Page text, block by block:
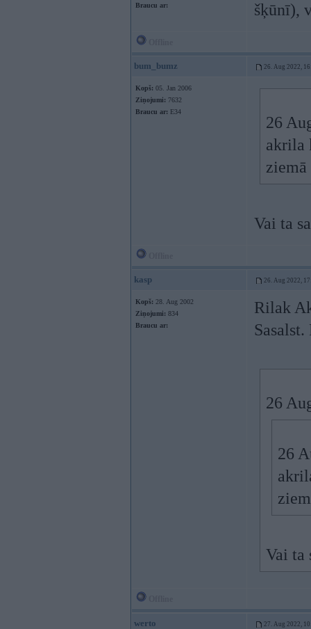
Braucu ar:
šķūnī),
bum_bumz 26. Aug 2022,
Kopš: 05. Jan 2006
Ziņojumi: 7632
Braucu ar: E34
26
akrila
Vai ta
kasp 26. Aug 2022,
Kopš: 28. Aug 2002
Ziņojumi: 834
Braucu ar:
Rilak
26
26
Vai ta
werto 27. Aug 2022,